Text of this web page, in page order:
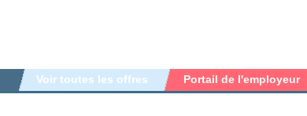
Portail de l'employeur
Voir toutes les offres